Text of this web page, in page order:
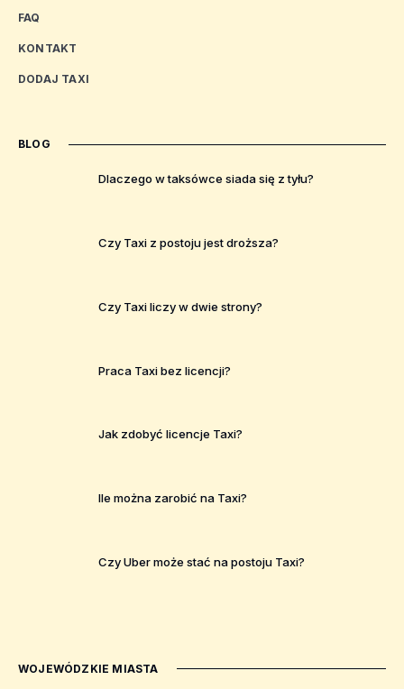
FAQ
KONTAKT
DODAJ TAXI
BLOG
Dlaczego w taksówce siada się z tyłu?
Czy Taxi z postoju jest droższa?
Czy Taxi liczy w dwie strony?
Praca Taxi bez licencji?
Jak zdobyć licencje Taxi?
Ile można zarobić na Taxi?
Czy Uber może stać na postoju Taxi?
WOJEWÓDZKIE MIASTA